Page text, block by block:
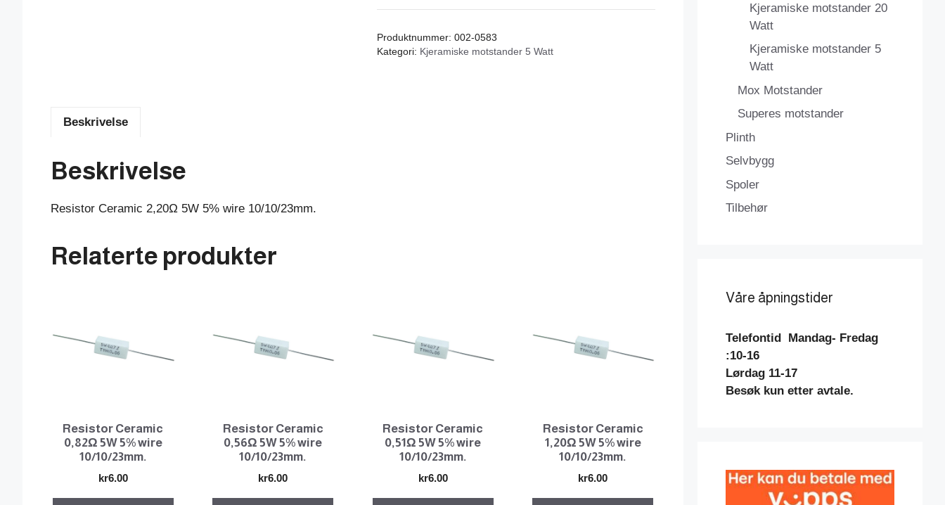
2,20Ω
5%
Produktnummer:002-0583
Kategori: Kjeramiske motstander 5 Watt
Beskrivelse
Beskrivelse
Resistor Ceramic 2,20Ω 5W 5% wire 10/10/23mm.
Relaterte produkter
Resistor Ceramic
0,82Ω 5W 5% wire
10/10/23mm.
kr6.00
Resistor Ceramic
0,56Ω 5W 5% wire
10/10/23mm.
kr6.00
Resistor Ceramic
0,51Ω 5W 5% wire
10/10/23mm.
kr6.00
Resistor Ceramic
1,20Ω 5W 5% wire
10/10/23mm.
kr6.00
Kjeramiske motstander 20
Watt
Kjeramiske motstander 5
Watt
Mox Motstander
Superes motstander
Plinth
Selvbygg
Spoler
Tilbehør
Våre åpningstider
Telefontid Mandag- Fredag
:10-16
Lørdag 11-17
Besøk kun etter avtale.